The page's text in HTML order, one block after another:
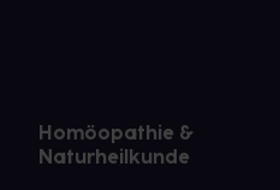
Homöopathie &
Naturheilkunde